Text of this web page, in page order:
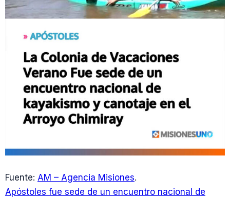
Fuente: AM – Agencia Misiones.
Apóstoles fue sede de un encuentro nacional de